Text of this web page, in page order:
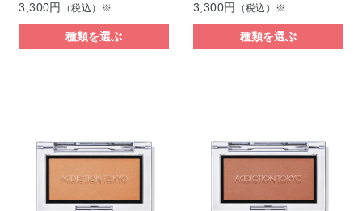
3,300円 （税込）※
種類を選ぶ
3,300円 （税込）※
種類を選ぶ